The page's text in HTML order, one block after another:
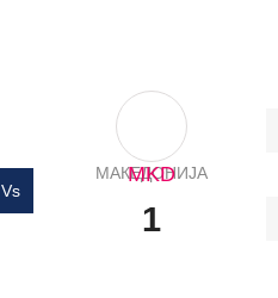
Vs
МАКЕДОНИЈА
MKD
1